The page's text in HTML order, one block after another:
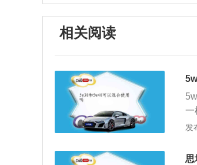
相关阅读
一
能
发
思